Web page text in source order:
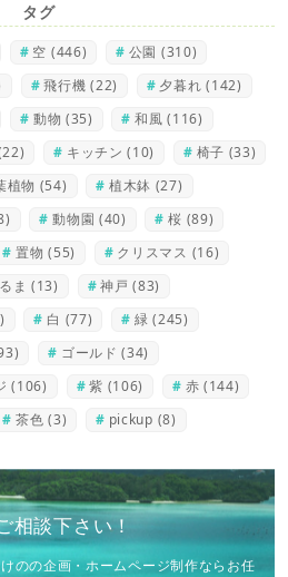
タグ
空 (446) 公園 (310)
飛行機 (22) 夕暮れ (142)
動物 (35) 和風 (116)
キッチン (10) 椅子 (33)
植物 (54) 植木鉢 (27)
動物園 (40) 桜 (89)
置物 (55) クリスマス (16)
ま (13) 神戸 (83)
白 (77) 緑 (245)
ゴールド (34)
(106) 紫 (106) 赤 (144)
茶色 (3) pickup (8)
相談下さい！
のの企画・ホームページ制作ならお任